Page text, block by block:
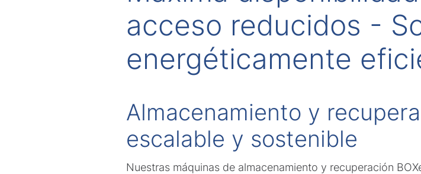
acceso reducidos -
energéticamente
Almacenamiento y
escalable y sostenible
Nuestras máquinas de almacenamiento y recuperación